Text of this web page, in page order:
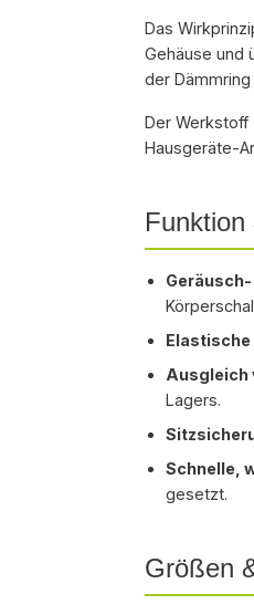
Spann-/Y-
RIS 206 A).
Lager
Spannlager
unter
Dämmringe.
Auswahl
über das
Das
Gehäuse und
der Dämmring
Der Werkstoff
Hausgeräte-
Funktion
Ausgleich
Lagers.
Schnelle,
gesetzt.
Größen